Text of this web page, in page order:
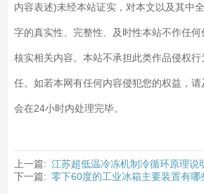
内容表述)未经本站证实，对本文以及其中
字的真实性、完整性、及时性本站不作任
核实相关内容。本站不承担此类作品侵权
任。如若本网有任何内容侵犯您的权益，
会在24小时内处理完毕。
上一篇: 江苏超低温冷冻机制冷循环原理说
下一篇: 零下60度的工业冰箱主要装置有哪